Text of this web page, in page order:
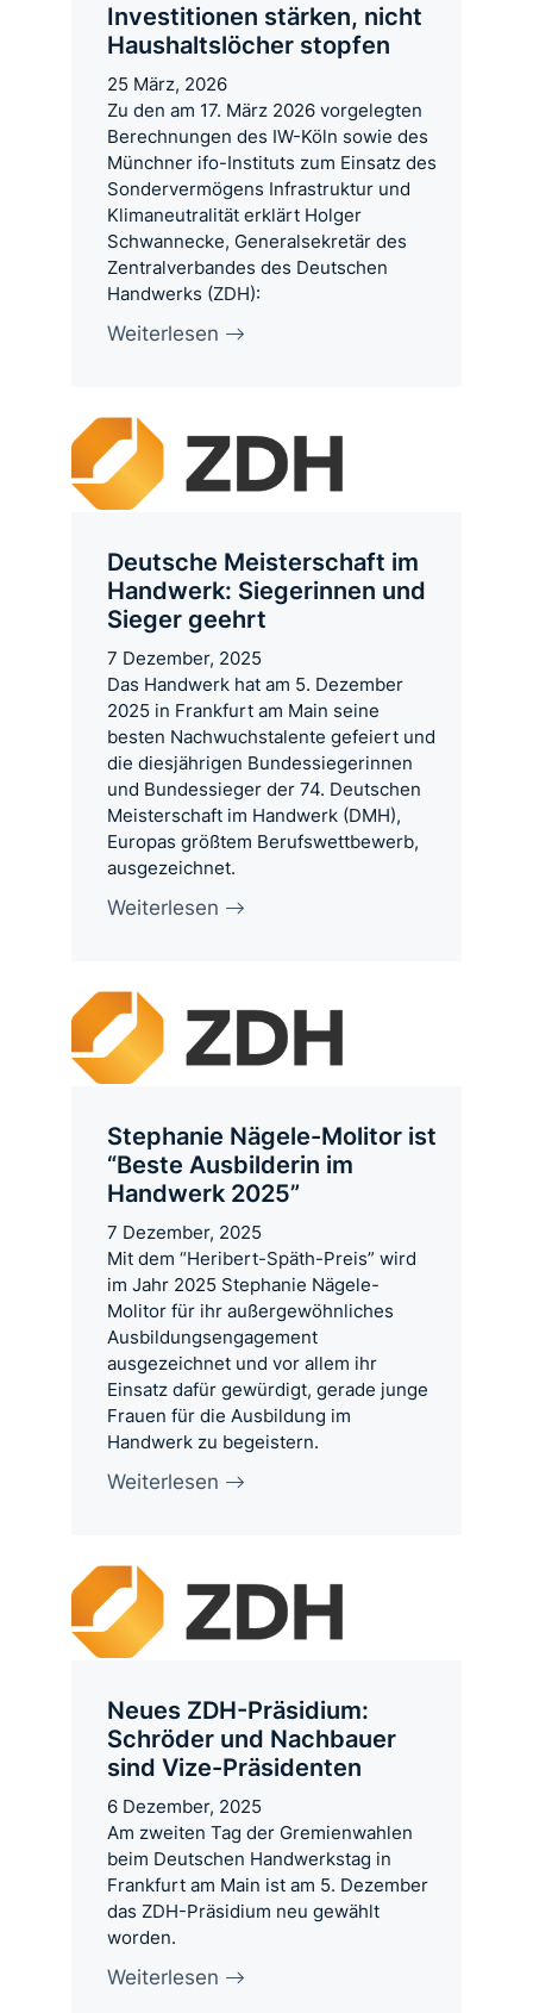
Investitionen stärken, nicht
Haushaltslöcher stopfen
25 März, 2026
Zu den am 17. März 2026 vorgelegten
Berechnungen des IW-Köln sowie des
Münchner ifo-Instituts zum Einsatz des
Sondervermögens Infrastruktur und
Klimaneutralität erklärt Holger
Schwannecke, Generalsekretär des
Zentralverbandes des Deutschen
Handwerks (ZDH):
Weiterlesen
Deutsche Meisterschaft im
Handwerk: Siegerinnen und
Sieger geehrt
7 Dezember, 2025
Das Handwerk hat am 5. Dezember
2025 in Frankfurt am Main seine
besten Nachwuchstalente gefeiert und
die diesjährigen Bundessiegerinnen
und Bundessieger der 74. Deutschen
Meisterschaft im Handwerk (DMH),
Europas größtem Berufswettbewerb,
ausgezeichnet.
Weiterlesen
Stephanie Nägele-Molitor ist
“Beste Ausbilderin im
Handwerk 2025”
7 Dezember, 2025
Mit dem “Heribert-Späth-Preis” wird
im Jahr 2025 Stephanie Nägele-
Molitor für ihr außergewöhnliches
Ausbildungsengagement
ausgezeichnet und vor allem ihr
Einsatz dafür gewürdigt, gerade junge
Frauen für die Ausbildung im
Handwerk zu begeistern.
Weiterlesen
Neues ZDH-Präsidium:
Schröder und Nachbauer
sind Vize-Präsidenten
6 Dezember, 2025
Am zweiten Tag der Gremienwahlen
beim Deutschen Handwerkstag in
Frankfurt am Main ist am 5. Dezember
das ZDH-Präsidium neu gewählt
worden.
Weiterlesen